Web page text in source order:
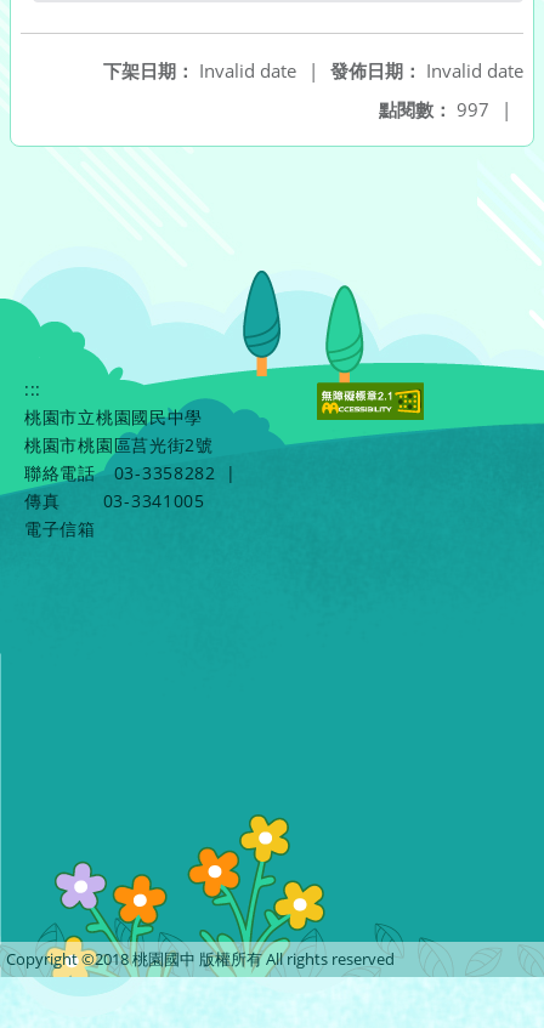
發佈日期： Invalid date
下架日期： Invalid date
|
點閱數： 997 |
:::
桃園市立桃園國民中學
桃園市桃園區莒光街2號
聯絡電話
03-3358282
|
傳真
03-3341005
電子信箱
Copyright ©2018 桃園國中 版權所有 All rights reserved